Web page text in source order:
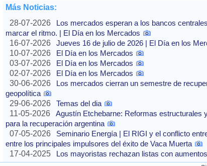
Más Noticias:
28-07-2026
Los mercados esperan a los bancos
marcar el ritmo. | El Día en los Mercados
16-07-2026
Jueves 16 de julio de 2026 | El Día en los
10-07-2026
El Día en los Mercados
03-07-2026
El Día en los Mercados
02-07-2026
El Día en los Mercados
30-06-2026
Los mercados cierran un semestre de
geopolítica
29-06-2026
Temas del dia
11-05-2026
Agustín Etchebarne: Reformas estructurales
para la recuperación argentina
07-05-2026
Seminario Energía | El RIGI y el conflicto
entre los principales impulsores del éxito de Vaca Muerta
17-04-2025
Los mayoristas rechazan listas con